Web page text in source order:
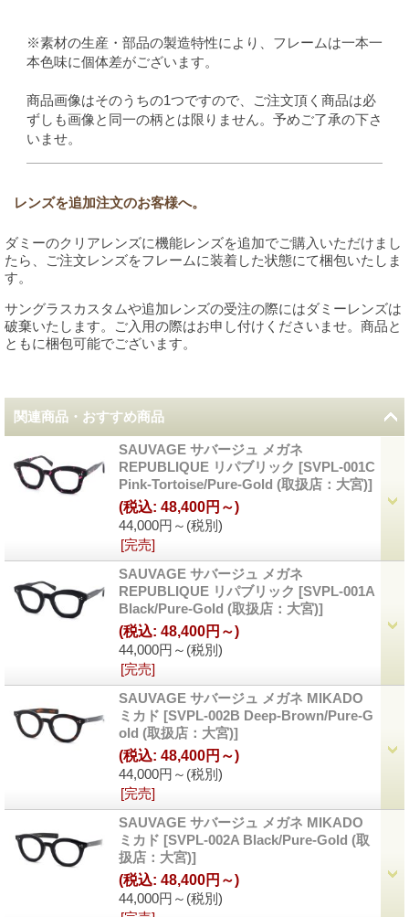
※素材の生産・部品の製造特性により、フレームは一本一
本色味に個体差がございます。
商品画像はそのうちの1つですので、ご注文頂く商品は必
ずしも画像と同一の柄とは限りません。予めご了承の下さ
いませ。
レンズを追加注文のお客様へ。
ダミーのクリアレンズに機能レンズを追加でご購入いただけまし
たら、ご注文レンズをフレームに装着した状態にて梱包いたしま
す。
サングラスカスタムや追加レンズの受注の際にはダミーレンズは
破棄いたします。ご入用の際はお申し付けくださいませ。商品と
ともに梱包可能でございます。
関連商品・おすすめ商品
SAUVAGE サバージュ メガネ
REPUBLIQUE リパブリック [SVPL-001C
Pink-Tortoise/Pure-Gold (取扱店：大宮)]
44,000円～ (税別)
(税込: 48,400円～)
[完売]
SAUVAGE サバージュ メガネ
REPUBLIQUE リパブリック [SVPL-001A
Black/Pure-Gold (取扱店：大宮)]
44,000円～ (税別)
(税込: 48,400円～)
[完売]
SAUVAGE サバージュ メガネ MIKADO
ミカド [SVPL-002B Deep-Brown/Pure-G
old (取扱店：大宮)]
44,000円～ (税別)
(税込: 48,400円～)
[完売]
SAUVAGE サバージュ メガネ MIKADO
ミカド [SVPL-002A Black/Pure-Gold (取
扱店：大宮)]
44,000円～ (税別)
(税込: 48,400円～)